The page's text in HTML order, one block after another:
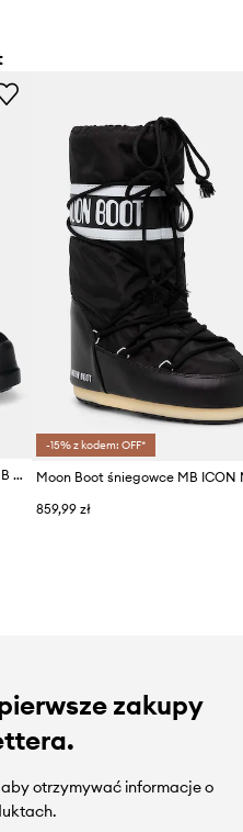
Moon Boot śniegowce zamszowe MB LUNA CHELSEA SUEDE
-15% z kodem: OFF*
859,99 zł
zakupy
aby otrzymywać informacje o